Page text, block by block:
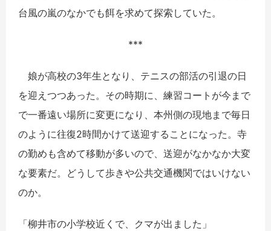
台風の嵐のなかでも餌を求めて探索していた。
***
娘が高校の3年生となり、テニスの部活の引退の日
を迎えつつあった。その時期に、練習コートが今まで
で一番遠い場所に変更になり、本州側の現地まで毎日
のように往復2時間かけて送迎することになった。寺
の勤めも含めて移動が多いので、送迎がなかなか大変
な要素だ。どうして歩きや公共交通機関ではいけない
のか。
「柳井市の小学校近くで、クマが出ました」